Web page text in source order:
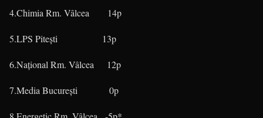
4.Chimia Rm. Vâlcea 14p
5.LPS Piteşti 13p
6.Naţional Rm. Vâlcea 12p
7.Media Bucureşti 0p